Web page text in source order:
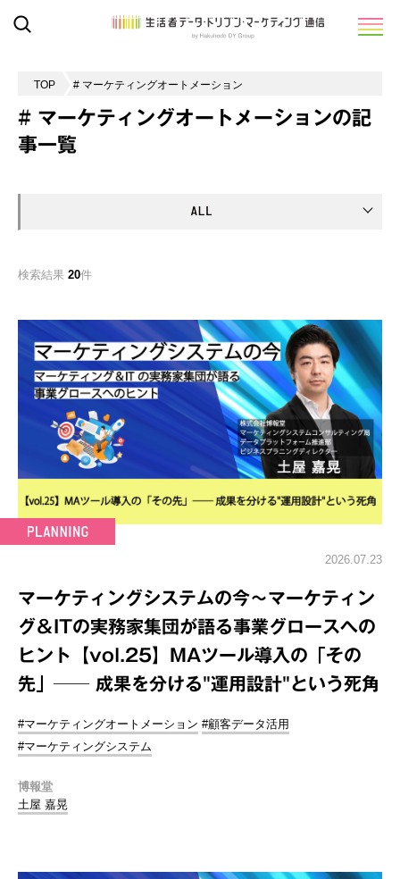
TOP # マーケティングオートメーション
# マーケティングオートメーションの記
事一覧
検索結果 20件
2026.07.23
マーケティングシステムの今～マーケティン
グ＆ITの実務家集団が語る事業グロースへの
ヒント【vol.25】MAツール導入の「その
先」── 成果を分ける"運用設計"という死角
#マーケティングオートメーション #顧客データ活用
#マーケティングシステム
博報堂
土屋 嘉晃